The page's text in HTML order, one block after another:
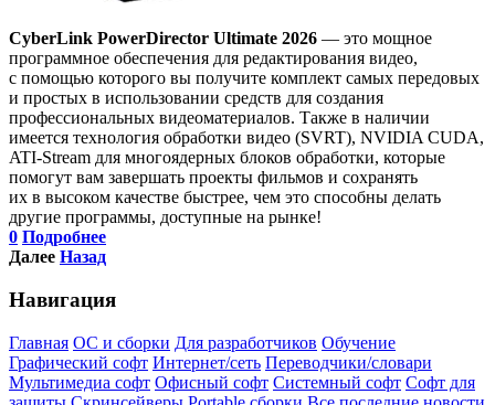
CyberLink PowerDirector Ultimate 2026 — это мощное
программное обеспечения для редактирования видео,
с помощью которого вы получите комплект самых передовых
и простых в использовании средств для создания
профессиональных видеоматериалов. Также в наличии
имеется технология обработки видео (SVRT), NVIDIA CUDA,
ATI-Stream для многоядерных блоков обработки, которые
помогут вам завершать проекты фильмов и сохранять
их в высоком качестве быстрее, чем это способны делать
другие программы, доступные на рынке!
0 Подробнее
Далее Назад
Навигация
Главная ОС и сборки Для разработчиков Обучение
Графический софт Интернет/сеть Переводчики/словари
Мультимедиа софт Офисный софт Системный софт Софт для